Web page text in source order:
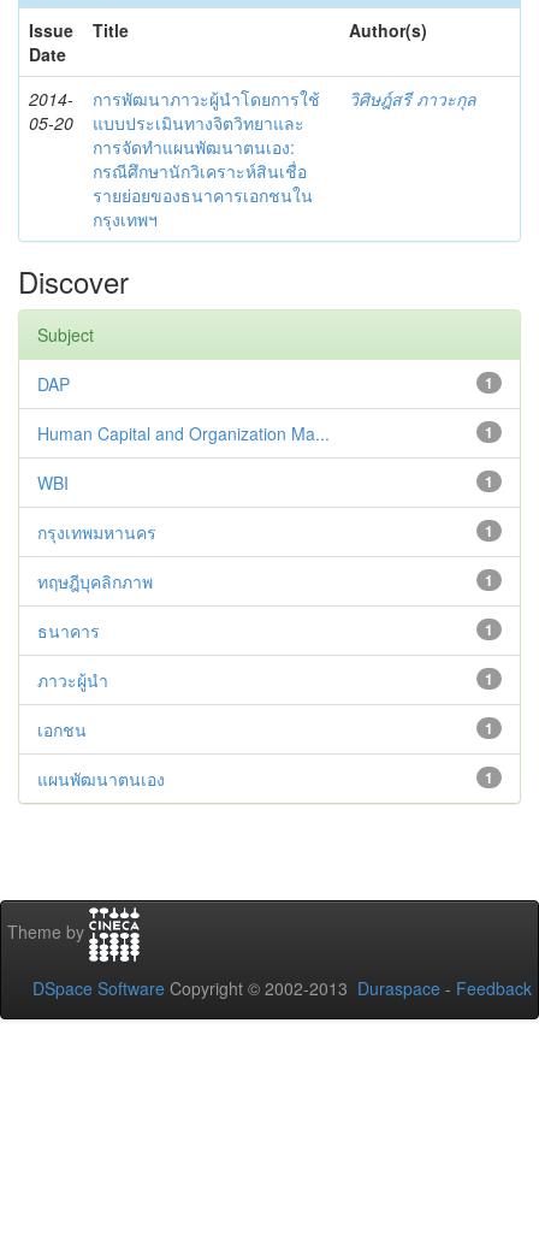
Issue
Date
Title Author(s)
2014-
05-20
การพัฒนาภาวะผู้นำโดยการใช้
แบบประเมินทางจิตวิทยาและ
การจัดทำแผนพัฒนาตนเอง:
กรณีศึกษานักวิเคราะห์สินเชื่อ
รายย่อยของธนาคารเอกชนใน
กรุงเทพฯ
วิศิษฎ์สรี ภาวะกุล
Discover
Subject
1
DAP
1
Human Capital and Organization Ma...
1
WBI
1
กรุงเทพมหานคร
1
ทฤษฎีบุคลิกภาพ
1
ธนาคาร
1
ภาวะผู้นำ
1
เอกชน
1
แผนพัฒนาตนเอง
Theme by
DSpace Software Copyright © 2002-2013 Duraspace - Feedback